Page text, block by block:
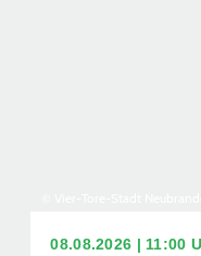
08.08.2026 | 11:00